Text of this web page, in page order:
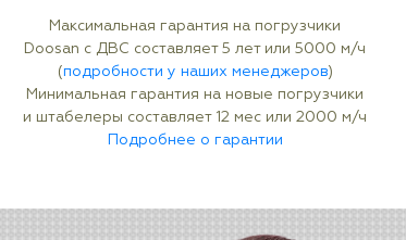
Максимальная гарантия на погрузчики
Doosan с ДВС составляет 5 лет или 5000 м/ч
(подробности у наших менеджеров)
Минимальная гарантия на новые погрузчики
и штабелеры составляет 12 мес или 2000 м/ч
Подробнее о гарантии